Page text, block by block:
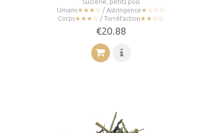
Umami★★★☆ / Astringence★☆☆☆
Corps★★★☆ / Torréfaction★★☆☆
€20.88